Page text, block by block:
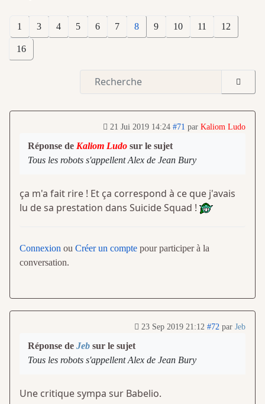
1 3 4 5 6 7 8 9 10 11 12
16
21 Jui 2019 14:24 #71 par Kaliom Ludo
Réponse de Kaliom Ludo sur le sujet
Tous les robots s'appellent Alex de Jean Bury
ça m'a fait rire ! Et ça correspond à ce que j'avais
lu de sa prestation dans Suicide Squad !
Connexion ou Créer un compte pour participer à la
conversation.
23 Sep 2019 21:12 #72 par Jeb
Réponse de Jeb sur le sujet
Tous les robots s'appellent Alex de Jean Bury
Une critique sympa sur Babelio.